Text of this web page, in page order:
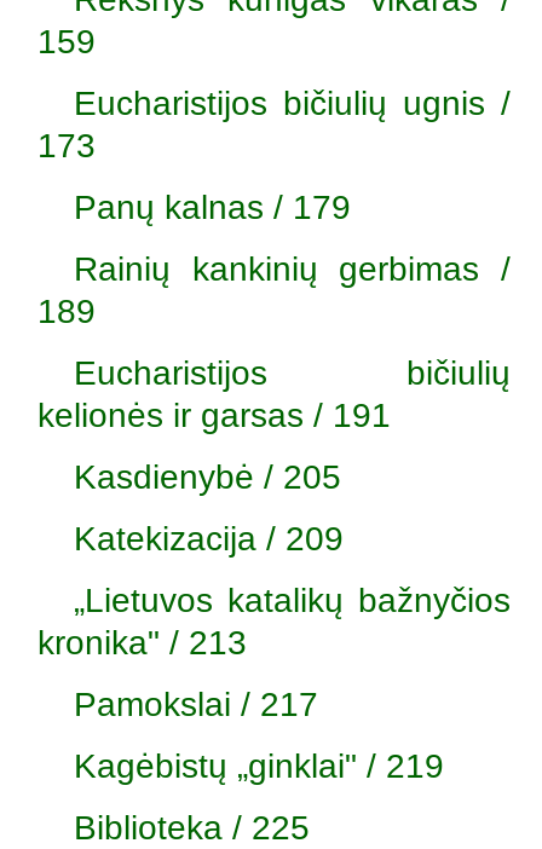
159
Eucharistijos bičiulių ugnis /
173
Panų kalnas / 179
Rainių kankinių gerbimas /
189
Eucharistijos bičiulių
kelionės ir garsas / 191
Kasdienybė / 205
Katekizacija / 209
„Lietuvos katalikų bažnyčios
kronika" / 213
Pamokslai / 217
Kagėbistų „ginklai" / 219
Biblioteka / 225